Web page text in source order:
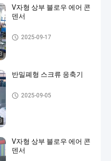
V자형 상부 블로우 에어 콘
덴서
냉장실 콘덴서
2025-09-17
반밀폐형 스크류 응축기
냉장실 콘덴서
2025-09-05
V자형 상부 블로우 에어 콘
덴서